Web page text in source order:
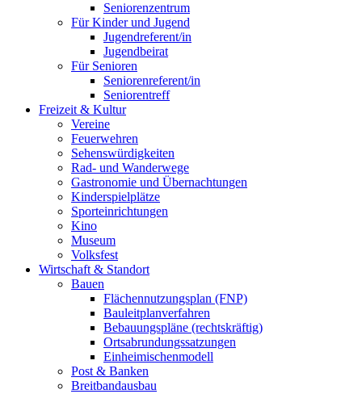
Seniorenzentrum
Für Kinder und Jugend
Jugendreferent/in
Jugendbeirat
Für Senioren
Seniorenreferent/in
Seniorentreff
Freizeit & Kultur
Vereine
Feuerwehren
Sehenswürdigkeiten
Rad- und Wanderwege
Gastronomie und Übernachtungen
Kinderspielplätze
Sporteinrichtungen
Kino
Museum
Volksfest
Wirtschaft & Standort
Bauen
Flächennutzungsplan (FNP)
Bauleitplanverfahren
Bebauungspläne (rechtskräftig)
Ortsabrundungssatzungen
Einheimischenmodell
Post & Banken
Breitbandausbau